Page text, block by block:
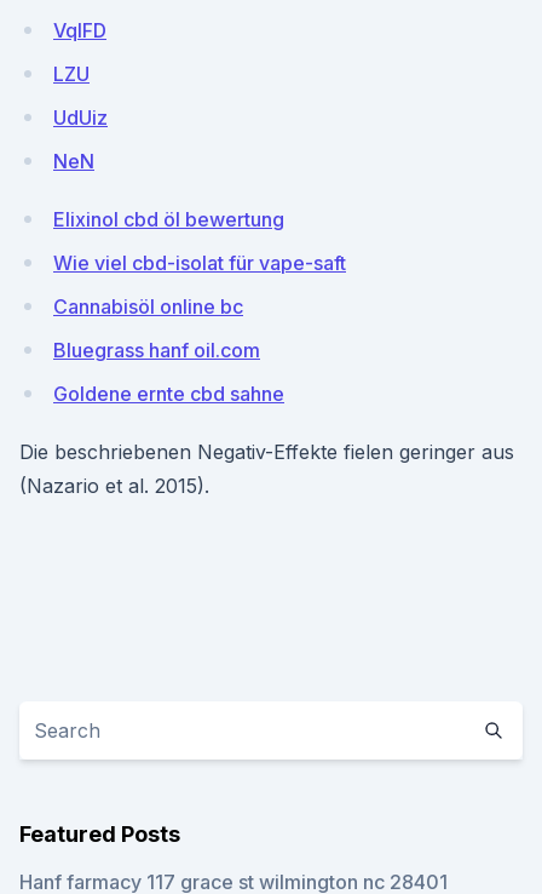
VqIFD
LZU
UdUiz
NeN
Elixinol cbd öl bewertung
Wie viel cbd-isolat für vape-saft
Cannabisöl online bc
Bluegrass hanf oil.com
Goldene ernte cbd sahne
Die beschriebenen Negativ-Effekte fielen geringer aus
(Nazario et al. 2015).
Featured Posts
Hanf farmacy 117 grace st wilmington nc 28401